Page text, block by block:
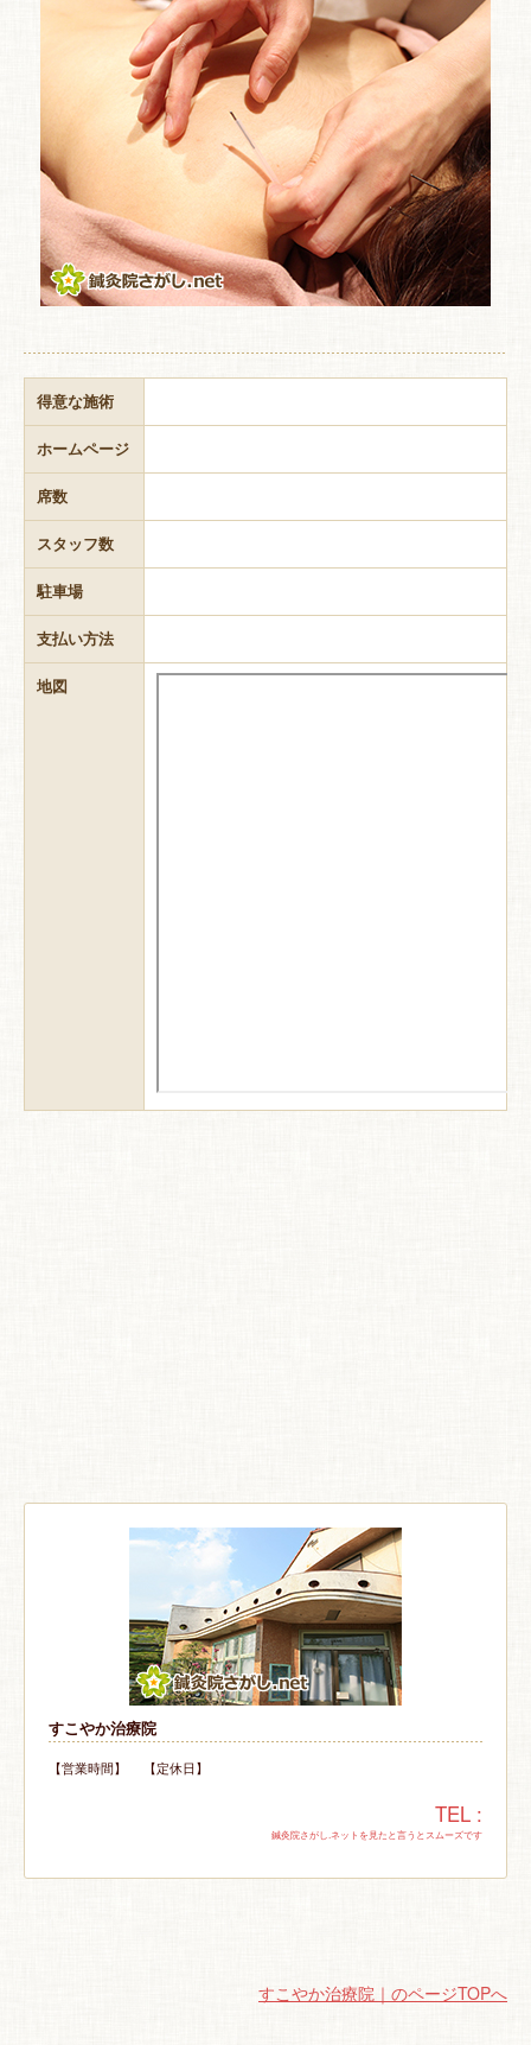
得意な施術
ホームページ
席数
スタッフ数
駐車場
支払い方法
地図
すこやか治療院
【営業時間】 【定休日】
TEL :
鍼灸院さがし.ネットを見たと言うとスムーズです
すこやか治療院｜のページTOPへ